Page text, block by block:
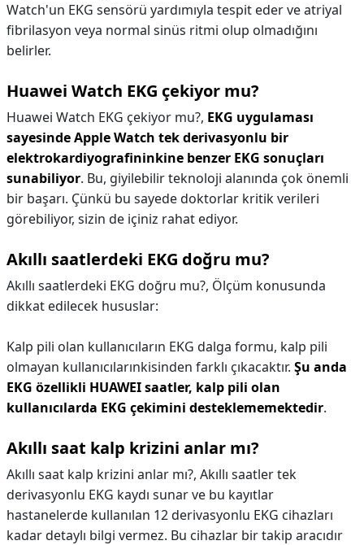
Watch'un EKG sensörü yardımıyla tespit eder ve atriyal
fibrilasyon veya normal sinüs ritmi olup olmadığını
belirler.
Huawei Watch EKG çekiyor mu?
Huawei Watch EKG çekiyor mu?, EKG uygulaması
sayesinde Apple Watch tek derivasyonlu bir
elektrokardiyografininkine benzer EKG sonuçları
sunabiliyor. Bu, giyilebilir teknoloji alanında çok önemli
bir başarı. Çünkü bu sayede doktorlar kritik verileri
görebiliyor, sizin de içiniz rahat ediyor.
Akıllı saatlerdeki EKG doğru mu?
Akıllı saatlerdeki EKG doğru mu?, Ölçüm konusunda
dikkat edilecek hususlar:
Kalp pili olan kullanıcıların EKG dalga formu, kalp pili
olmayan kullanıcılarınkisinden farklı çıkacaktır. Şu anda
EKG özellikli HUAWEI saatler, kalp pili olan
kullanıcılarda EKG çekimini desteklememektedir.
Akıllı saat kalp krizini anlar mı?
Akıllı saat kalp krizini anlar mı?, Akıllı saatler tek
derivasyonlu EKG kaydı sunar ve bu kayıtlar
hastanelerde kullanılan 12 derivasyonlu EKG cihazları
kadar detaylı bilgi vermez. Bu cihazlar bir takip aracıdır